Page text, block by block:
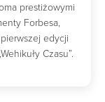
prestiżowymi
Forbesa,
edycji
Czasu”.